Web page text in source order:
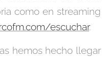
como en streaming
escuchar.
hemos hecho llegar